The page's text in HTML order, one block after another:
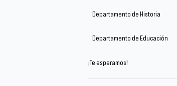
Departamento de Historia
Departamento de Educación
¡Te esperamos!